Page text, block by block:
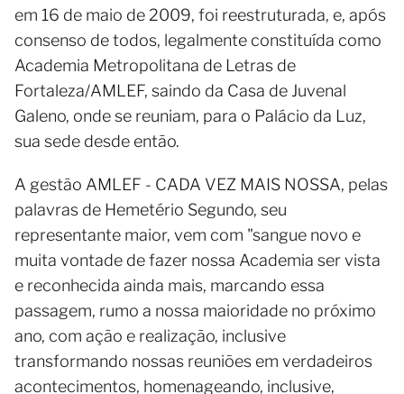
em 16 de maio de 2009, foi reestruturada, e, após
consenso de todos, legalmente constituída como
Academia Metropolitana de Letras de
Fortaleza/AMLEF, saindo da Casa de Juvenal
Galeno, onde se reuniam, para o Palácio da Luz,
sua sede desde então.
A gestão AMLEF - CADA VEZ MAIS NOSSA, pelas
palavras de Hemetério Segundo, seu
representante maior, vem com "sangue novo e
muita vontade de fazer nossa Academia ser vista
e reconhecida ainda mais, marcando essa
passagem, rumo a nossa maioridade no próximo
ano, com ação e realização, inclusive
transformando nossas reuniões em verdadeiros
acontecimentos, homenageando, inclusive,